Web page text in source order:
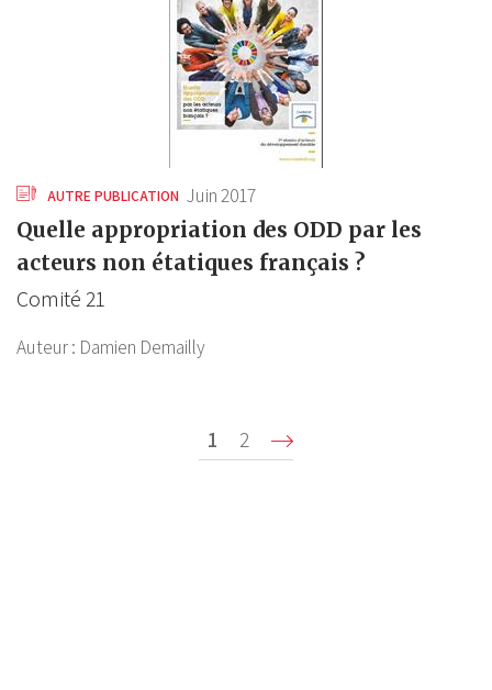
AUTRE PUBLICATION Juin 2017
Quelle appropriation des ODD par les
acteurs non étatiques français ?
Comité 21
Auteur : Damien Demailly
Page
courante
1 Page
2